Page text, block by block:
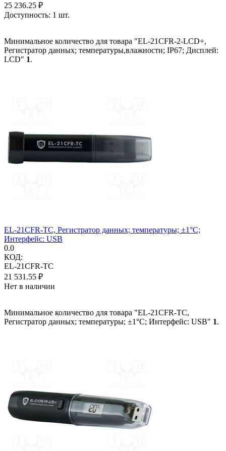
25 236.25 ₽
Доступность: 1 шт.
Минимальное количество для товара "EL-21CFR-2-LCD+,
Регистратор данных; температуры,влажности; IP67; Дисплей:
LCD" 1.
EL-21CFR-TC, Регистратор данных; температуры; ±1°C;
Интерфейс: USB
0.0
КОД:
EL-21CFR-TC
21 531.55 ₽
Нет в наличии
Минимальное количество для товара "EL-21CFR-TC,
Регистратор данных; температуры; ±1°C; Интерфейс: USB" 1.